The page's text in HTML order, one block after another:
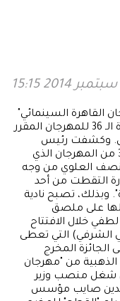
القاهرة السينمائي"
مؤتمراً صحافياً للإعلان عن تفاصيل الدورة الـ 36 للمهرجان المقرر
المقبل. وكشفت رئيس
المهرجان عن البوستر الرسمي للدورة الـ36 من المهرجان الذي
العلوي من وجه
التقطت من أحد
تصبح نادية
على ملصق
خلال الافتتاح
الشرفي) التي تعطى
المخرج
الذهبية من "مهرجان
شغل منصب وزير
الدين صايب مؤسس